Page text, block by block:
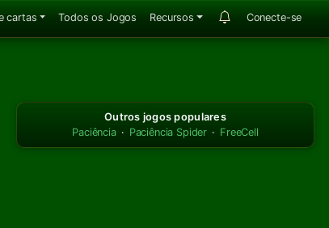
cartas Todos os Jogos Recursos Conecte-se
Outros jogos populares
Paciência · Paciência Spider · FreeCell